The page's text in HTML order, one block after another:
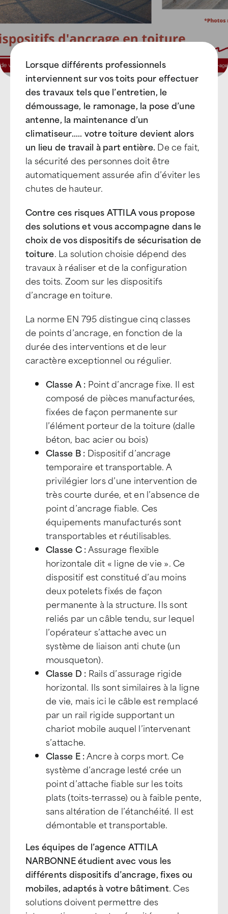
Lorsque différents professionnels
interviennent sur vos toits pour effectuer
des travaux tels que l’entretien, le
démoussage, le ramonage, la pose d’une
antenne, la maintenance d’un
climatiseur….. votre toiture devient alors
un lieu de travail à part entière. De ce fait,
la sécurité des personnes doit être
automatiquement assurée afin d’éviter les
chutes de hauteur.
Contre ces risques ATTILA vous propose
des solutions et vous accompagne dans le
choix de vos dispositifs de sécurisation de
toiture. La solution choisie dépend des
travaux à réaliser et de la configuration
des toits. Zoom sur les dispositifs
d’ancrage en toiture.
La norme EN 795 distingue cinq classes
de points d’ancrage, en fonction de la
durée des interventions et de leur
caractère exceptionnel ou régulier.
Classe A : Point d’ancrage fixe. Il est
composé de pièces manufacturées,
fixées de façon permanente sur
l’élément porteur de la toiture (dalle
béton, bac acier ou bois)
Classe B : Dispositif d’ancrage
temporaire et transportable. A
privilégier lors d’une intervention de
très courte durée, et en l’absence de
point d’ancrage fiable. Ces
équipements manufacturés sont
transportables et réutilisables.
Classe C :Assurage flexible
horizontale dit « ligne de vie ». Ce
dispositif est constitué d’au moins
deux potelets fixés de façon
permanente à la structure. Ils sont
reliés par un câble tendu, sur lequel
l’opérateur s’attache avec un
système de liaison anti chute (un
mousqueton).
Classe D : Rails d’assurage rigide
horizontal. Ils sont similaires à la ligne
de vie, mais ici le câble est remplacé
par un rail rigide supportant un
chariot mobile auquel l’intervenant
s’attache.
Classe E :Ancre à corps mort. Ce
système d’ancrage lesté crée un
point d’attache fiable sur les toits
plats (toits-terrasse) ou à faible pente,
sans altération de l’étanchéité. Il est
démontable et transportable.
Les équipes de l’agence ATTILA
NARBONNE étudient avec vous les
différents dispositifs d’ancrage, fixes ou
mobiles, adaptés à votre bâtiment. Ces
solutions doivent permettre des